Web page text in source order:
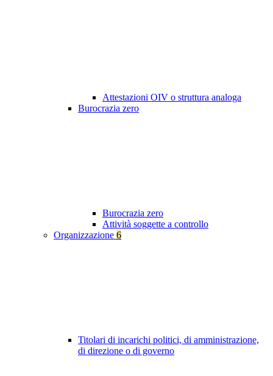
Attestazioni OIV o struttura analoga
Burocrazia zero
Burocrazia zero
Attività soggette a controllo
Organizzazione 6
Titolari di incarichi politici, di amministrazione,
di direzione o di governo